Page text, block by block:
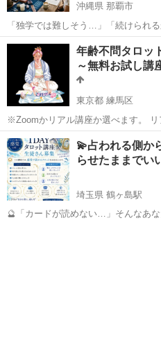
沖縄県 那覇市
「独学では難しそう…」「続けられ
せないあなたへ。丸暗記ではない、
んか？ ✨ 本講座のポイント ○ 実践的なカリキュラム： リーディング
の流れから、お悩み...
沖縄 那覇市 タロット 講座
年齢不問タロッ
～無料お試し講
東京都 練馬区
※Zoomかリアル講座か選べます。 リ
限定で都内カフェで行います。 ★本を見て、ネットを見て覚えようと
したけどカード１枚に対する意味が
なくていい」とか「簡...
東京 練馬区 タロット 講座
💫占われる側か
らせたままでい
埼玉県 鶴ヶ島駅
🔮「カードが読めない…」そんなあ